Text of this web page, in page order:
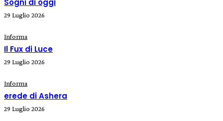
Sogni di oggi
29 Luglio 2026
Informa
Il Fux di Luce
29 Luglio 2026
Informa
erede di Ashera
29 Luglio 2026